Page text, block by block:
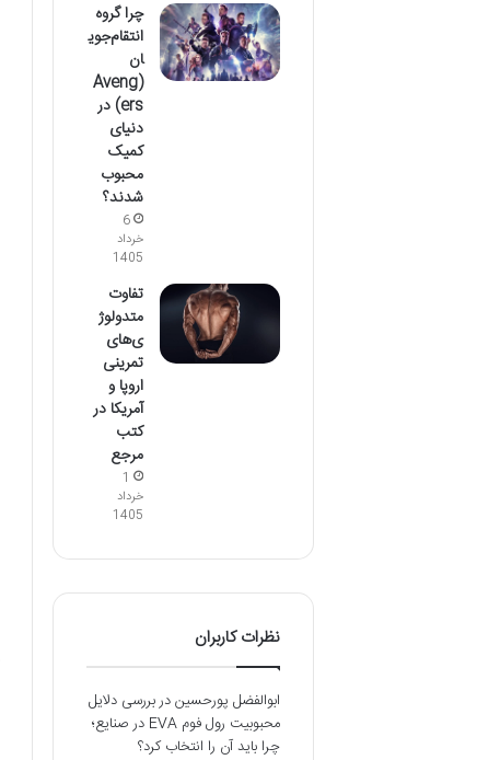
چرا گروه
انتقام‌جوی
ان
(Aveng
ers) در
دنیای
کمیک
محبوب
شدند؟
6
خرداد
1405
تفاوت
متدولوژ
ی‌های
تمرینی
اروپا و
آمریکا در
کتب
مرجع
1
خرداد
1405
نظرات کاربران
ابوالفضل پورحسیندربررسی دلایل
محبوبیت رول فوم EVA در صنایع؛
چرا باید آن را انتخاب کرد؟